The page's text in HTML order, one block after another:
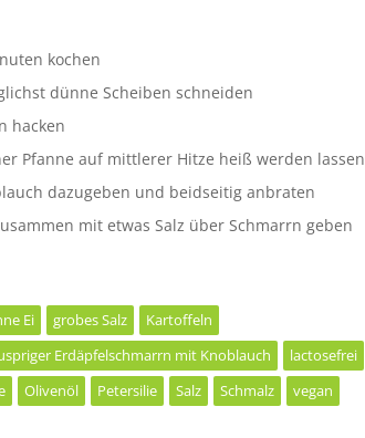
kochen
dünne Scheiben schneiden
hacken
Pfanne auf mittlerer Hitze heiß werden lassen
dazugeben und beidseitig anbraten
mit etwas Salz über Schmarrn geben
Ei grobes Salz
Kartoffeln
Erdäpfelschmarrn mit Knoblauch
lactosefrei
Olivenöl Petersilie Salz Schmalz
vegan